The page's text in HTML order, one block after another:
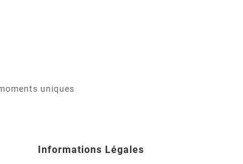
uniques
Informations Légales